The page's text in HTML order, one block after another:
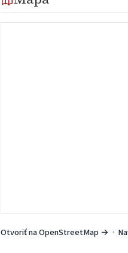
Otvoriť na OpenStreetMap → ·